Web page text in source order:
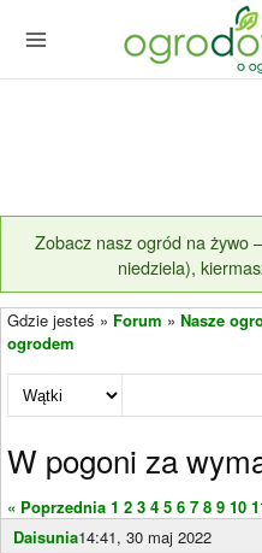
Zobacz nasz ogród na żywo
niedziela),
Gdzie jesteś » Forum » Nasze
ogrodem
W pogoni za
« Poprzednia 1 2 3 4 5 6 7 8 9 10
Daisunia14:41, 30 maj 2022